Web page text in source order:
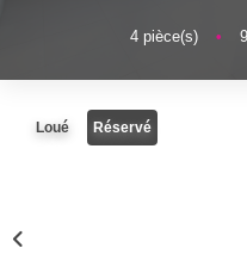
4pièce(s) •
Loué Réservé